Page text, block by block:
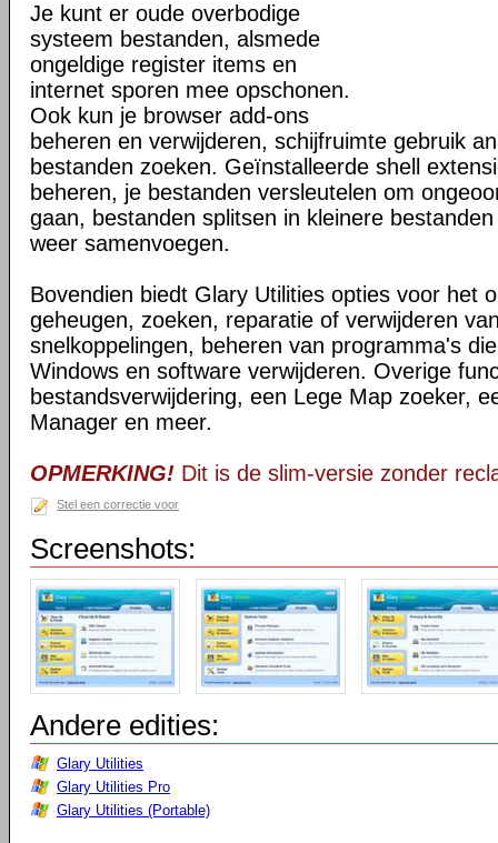
Je kunt er oude overbodige
systeem bestanden, alsmede
ongeldige register items en
internet sporen mee opschonen.
Ook kun je browser add-ons
beheren en verwijderen, schijfruimte gebruik
bestanden zoeken. Geïnstalleerde shell
beheren, je bestanden versleutelen om
gaan, bestanden splitsen in kleinere
weer samenvoegen.
Bovendien biedt Glary Utilities opties voor het
geheugen, zoeken, reparatie of verwijderen
snelkoppelingen, beheren van programma's
Windows en software verwijderen. Overige
bestandsverwijdering, een Lege Map zoeker,
Manager en meer.
OPMERKING! Dit is de slim-versie zonder
Stel een correctie voor
Screenshots:
Andere edities:
Glary Utilities
Glary Utilities Pro
Glary Utilities (Portable)